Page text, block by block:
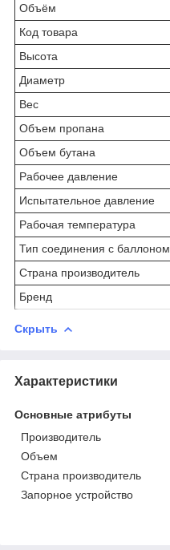
Объём
Код товара
Высота
Диаметр
Вес
Объем пропана
Объем бутана
Рабочее давление
Испытательное давление
Рабочая температура
Тип соединения с баллоном
Страна производитель
Бренд
Скрыть
Характеристики
Основные атрибуты
Производитель
Объем
Страна производитель
Запорное устройство